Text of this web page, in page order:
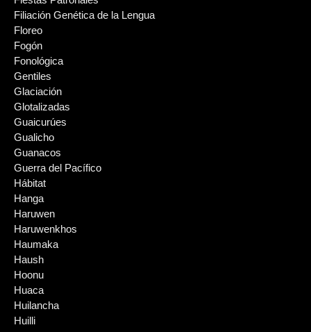
Filiación Genética de la Lengua
Floreo
Fogón
Fonológica
Gentiles
Glaciación
Glotalizadas
Guaicurúes
Gualicho
Guanacos
Guerra del Pacífico
Hábitat
Hanga
Haruwen
Haruwenkhos
Haumaka
Haush
Hoonu
Huaca
Huilancha
Huilli